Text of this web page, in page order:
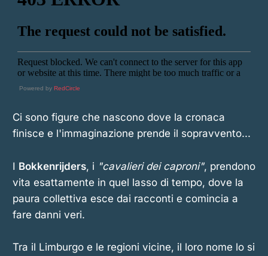
Powered by RedCircle
Ci sono figure che nascono dove la cronaca
finisce e l'immaginazione prende il sopravvento...
I Bokkenrijders, i "cavalieri dei caproni", prendono
vita esattamente in quel lasso di tempo, dove la
paura collettiva esce dai racconti e comincia a
fare danni veri.
Tra il Limburgo e le regioni vicine, il loro nome lo si